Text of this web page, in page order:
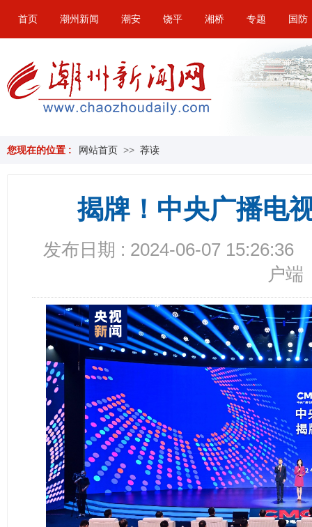
首页 潮州新闻 潮安 饶平 湘桥 专题 国防
您现在的位置 : 网站首页 >> 荐读
揭牌！中央广播电
发布日期 : 2024-06-07 15:26:36
户端